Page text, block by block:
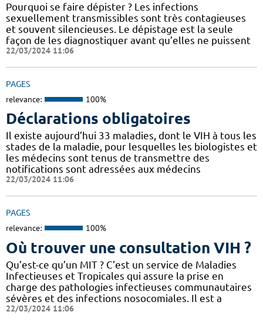
Pourquoi se faire dépister ? Les infections
sexuellement transmissibles sont très contagieuses
et souvent silencieuses. Le dépistage est la seule
façon de les diagnostiquer avant qu’elles ne puissent
22/03/2024 11:06
PAGES
relevance: 100%
Déclarations obligatoires
Il existe aujourd’hui 33 maladies, dont le VIH à tous les
stades de la maladie, pour lesquelles les biologistes et
les médecins sont tenus de transmettre des
notifications sont adressées aux médecins
22/03/2024 11:06
PAGES
relevance: 100%
Où trouver une consultation VIH ?
Qu’est-ce qu’un MIT ? C’est un service de Maladies
Infectieuses et Tropicales qui assure la prise en
charge des pathologies infectieuses communautaires
sévères et des infections nosocomiales. Il est a
22/03/2024 11:06